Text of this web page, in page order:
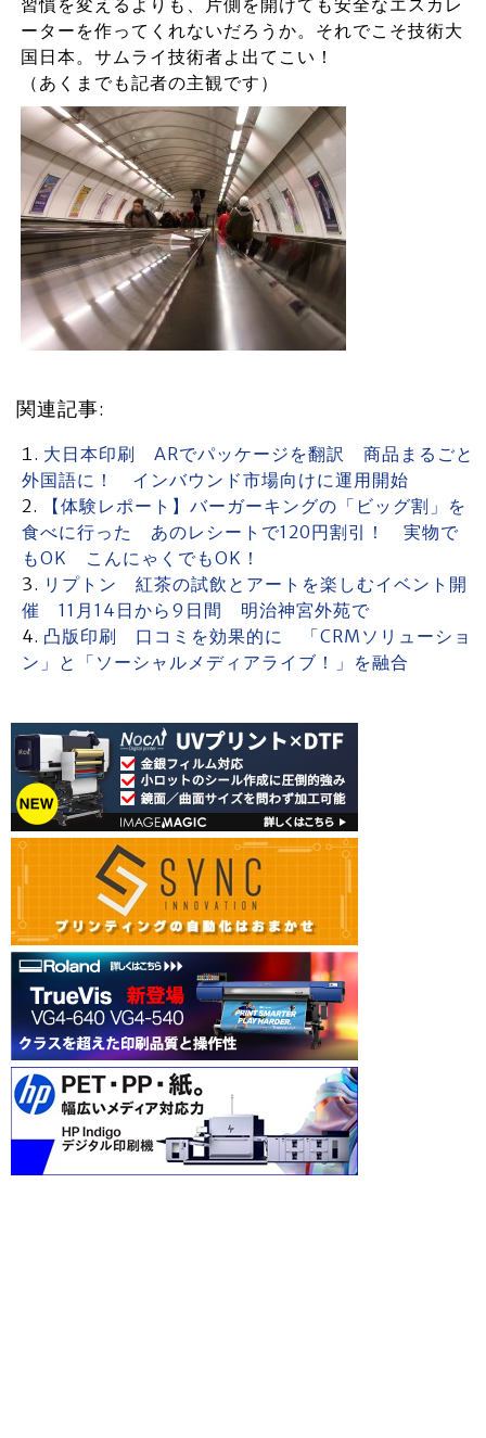
習慣を変えるよりも、片側を開けても安全なエスカレ
ーターを作ってくれないだろうか。それでこそ技術大
国日本。サムライ技術者よ出てこい！
（あくまでも記者の主観です）
関連記事:
大日本印刷 ARでパッケージを翻訳 商品まるごと
外国語に！ インバウンド市場向けに運用開始
【体験レポート】バーガーキングの「ビッグ割」を
食べに行った あのレシートで120円割引！ 実物で
もOK こんにゃくでもOK！
リプトン 紅茶の試飲とアートを楽しむイベント開
催 11月14日から9日間 明治神宮外苑で
凸版印刷 口コミを効果的に 「CRMソリューショ
ン」と「ソーシャルメディアライブ！」を融合